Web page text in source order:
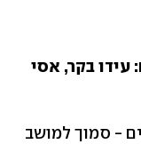
עידו בקר, אסי
- סמוך למושב